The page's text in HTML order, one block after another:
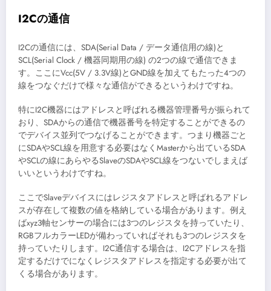
I2Cの通信
I2Cの通信には、SDA(Serial Data / データ通信用の線)と
SCL(Serial Clock / 機器同期用の線) の2つの線で通信できま
す。ここにVcc(5V / 3.3V線)とGND線を加えてもたった4つの
線をつなぐだけで様々な通信ができるというわけですね。
特にI2C機器にはアドレスと呼ばれる機器管理番号が振られて
おり、SDAからの通信で機器番号を特定することができるの
でデバイス並列でつなげることができます。つまり機器ごと
にSDAやSCL線を用意する必要はなくMasterから出ているSDA
やSCLの線にあらやるSlaveのSDAやSCL線をつないでしまえば
いいというわけですね。
ここでSlaveデバイスにはレジスタアドレスと呼ばれるアドレ
スが存在して複数の値を格納している場合があります。例え
ばxyz3軸センサーの場合には3つのレジスタを持っていたり、
RGBフルカラーLEDが備わっていればそれも3つのレジスタを
持っていたりします。I2C通信する場合は、I2Cアドレスを指
定するだけでになくレジスタアドレスを指定する必要が出て
くる場合があります。